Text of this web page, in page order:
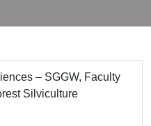
– SGGW, Faculty
Silviculture